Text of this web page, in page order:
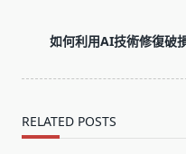
reader-
text">Page</span>
如何利用AI技術修復破
RELATED POSTS